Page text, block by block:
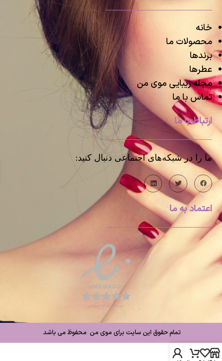
خانه
محصولات ما
برندها
عطرها
مجله زیبایی موی من
تماس با ما
ارتباط با ما
ما را در شبکه‌های اجتماعی دنبال کنید:
اعتماد به ما
تمام حقوق این سایت برای موی من محفوظ می باشد